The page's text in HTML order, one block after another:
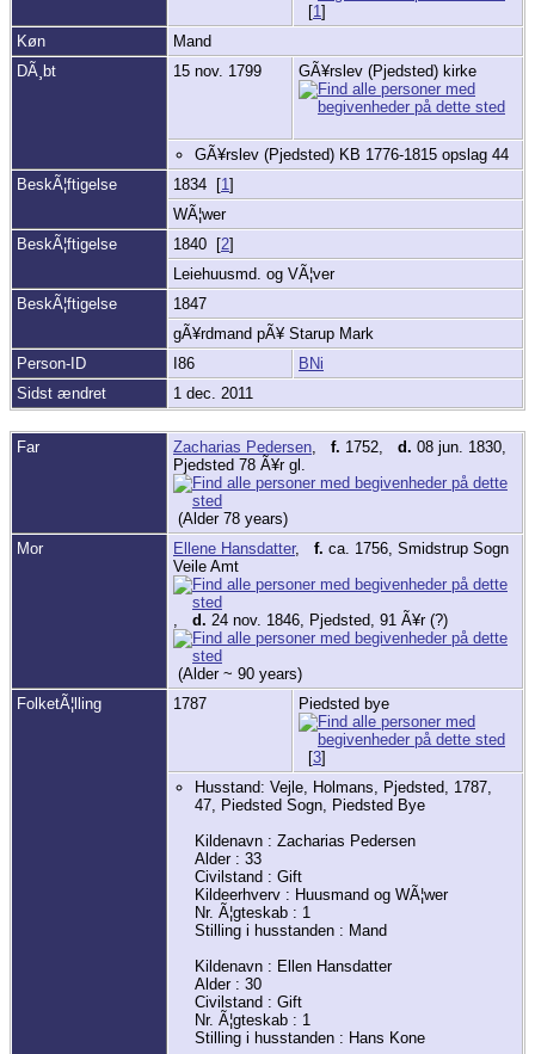
[1]
Køn
Mand
DÃ¸bt
15 nov. 1799 GÃ¥rslev (Pjedsted) kirke
GÃ¥rslev (Pjedsted) KB 1776-1815 opslag 44
BeskÃ¦ftigelse
1834 [1]
WÃ¦wer
BeskÃ¦ftigelse
1840 [2]
Leiehuusmd. og VÃ¦ver
BeskÃ¦ftigelse
1847
gÃ¥rdmand pÃ¥ Starup Mark
Person-ID
I86
BNi
Sidst ændret
1 dec. 2011
Far Zacharias Pedersen f. 1752, d. 08 jun. 1830,
Pjedsted 78 Ã¥r gl.
(Alder 78 years)
Mor
Ellene Hansdatter, f. ca. 1756, Smidstrup Sogn
Veile Amt
d. 24 nov. 1846, Pjedsted, 91 Ã¥r (?)
(Alder ~ 90 years)
FolketÃ¦lling
1787 Piedsted bye
[3]
Husstand: Vejle, Holmans, Pjedsted, 1787,
47, Piedsted Sogn, Piedsted Bye
Kildenavn : Zacharias Pedersen
Alder : 33
Civilstand : Gift
Kildeerhverv : Huusmand og WÃ¦wer
Nr. Ã¦gteskab : 1
Stilling i husstanden : Mand
Kildenavn : Ellen Hansdatter
Alder : 30
Civilstand : Gift
Nr. Ã¦gteskab : 1
Stilling i husstanden : Hans Kone